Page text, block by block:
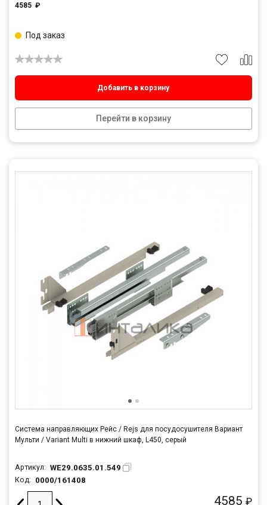
4585 ₽
Добавить в корзину
Перейти в корзину
Под заказ
Система направляющих Рейс / Rejs для посудосушителя Вариант
Мульти / Variant Multi в нижний шкаф, L450, серый
Артикул: WE29.0635.01.549
Код: 0000/161408
4585 ₽